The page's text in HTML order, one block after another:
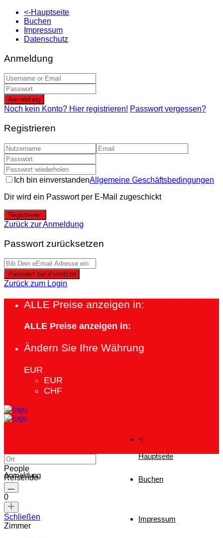
<-Hauptseite
Buchen
Impressum
Datenschutz
Anmeldung
Anmeldung
Noch kein Konto? Hier registrieren! Passwort vergessen?
Registrieren
Ich bin einverstandenAllgemeine Geschäftsbedingungen
Dir wird ein Passwort per E-Mail zugeschickt
Registrieren
Zurück zur Anmeldung
Passwort zurücksetzen
Passwort zurücksetzen
Zurück zum Login
ALLE Preise anzeigen in:
ALLE Preise anzeigen in:
Ändern Sie Ihre Währung
EUR
EUR
CHF
<-
Hauptseite
Buchen
Impressum
Anmeldung
People
Reisende
0
Schließen
Zimmer